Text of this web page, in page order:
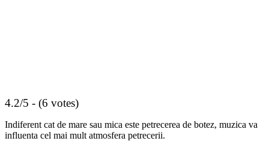
4.2/5 - (6 votes)
Indiferent cat de mare sau mica este petrecerea de botez, muzica va
influenta cel mai mult atmosfera petrecerii.